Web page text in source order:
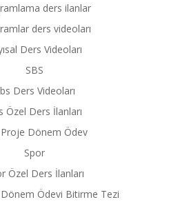
ders ilanlar
ders videoları
Ders Videoları
SBS
Ders Videoları
Özel Ders İlanları
Proje Dönem Ödev
Spor
Özel Ders İlanları
Ödevi Bitirme Tezi